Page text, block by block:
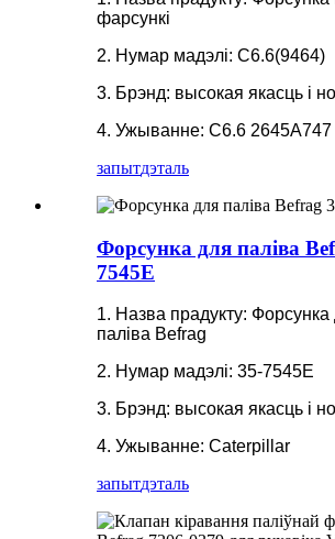
фарсункі
2. Нумар мадэлі: C6.6(9464)
3. Брэнд: высокая якасць і
4. Ужыванне: C6.6 2645A747
запытдэталь
Форсунка для паліва
7545E
1. Назва прадукту:
паліва Befrag
2. Нумар мадэлі: 35-7545E
3. Брэнд: высокая якасць і
4. Ужыванне: Caterpillar
запытдэталь